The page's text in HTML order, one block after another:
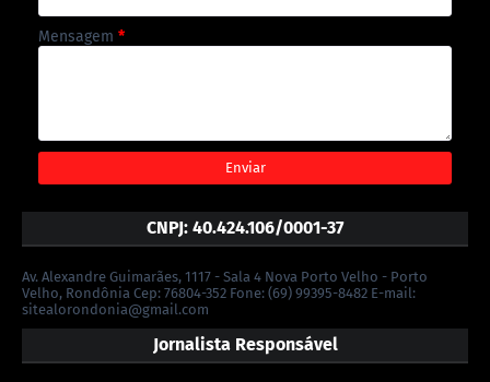
Mensagem *
CNPJ: 40.424.106/0001-37
Av. Alexandre Guimarães, 1117 - Sala 4 Nova Porto Velho - Porto
Velho, Rondônia Cep: 76804-352 Fone: (69) 99395-8482 E-mail:
sitealorondonia@gmail.com
Jornalista Responsável